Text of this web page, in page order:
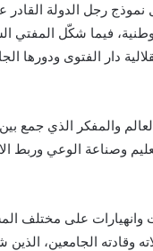
نموذج رجل الدولة
فيما شكّل المفتي
دار الفتوى ودورها
والمفكر الذي جمع بين
وصناعة الوعي وربط
وانهيارات على مختلف
وقادته الجامعين، الذين